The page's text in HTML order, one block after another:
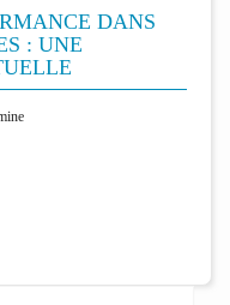
DANS
: UNE